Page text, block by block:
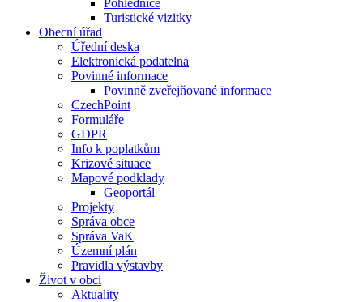
Pohlednice
Turistické vizitky
Obecní úřad
Úřední deska
Elektronická podatelna
Povinné informace
Povinně zveřejňované informace
CzechPoint
Formuláře
GDPR
Info k poplatkům
Krizové situace
Mapové podklady
Geoportál
Projekty
Správa obce
Správa VaK
Územní plán
Pravidla výstavby
Život v obci
Aktuality